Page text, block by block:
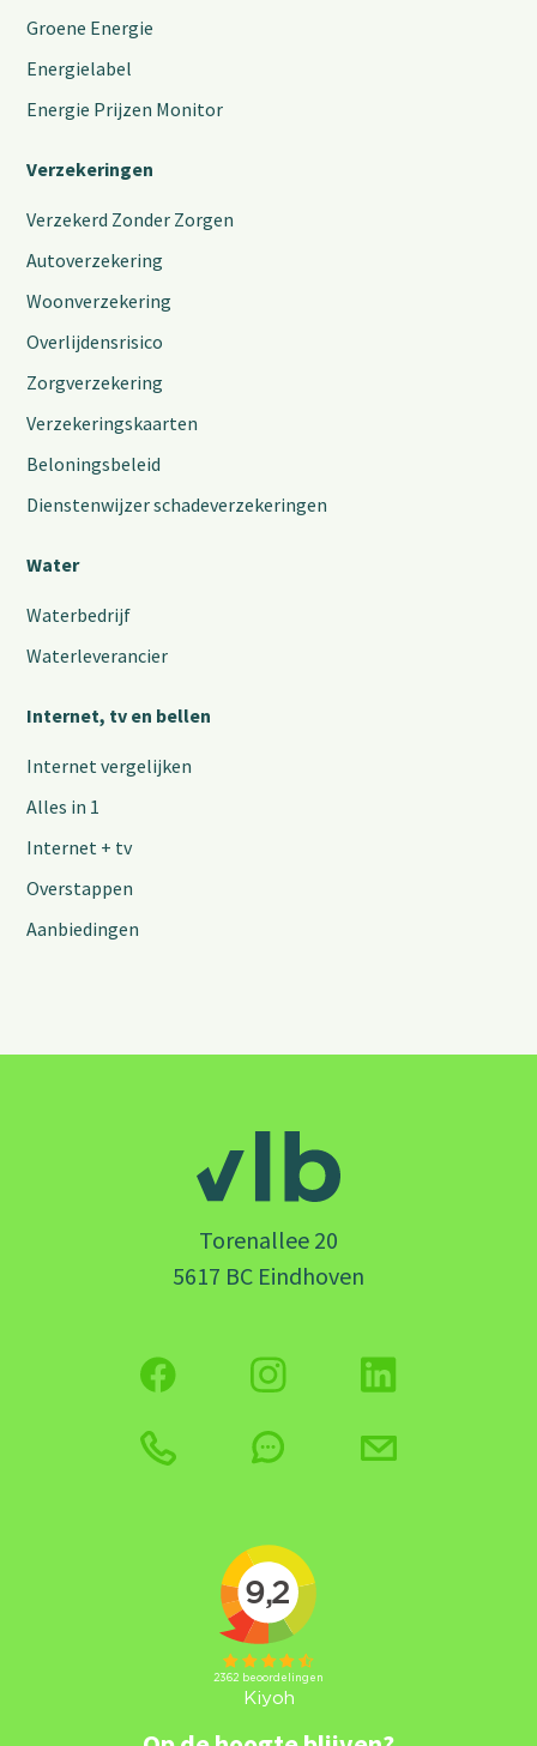
Groene Energie
Energielabel
Energie Prijzen Monitor
Verzekeringen
Verzekerd Zonder Zorgen
Autoverzekering
Woonverzekering
Overlijdensrisico
Zorgverzekering
Verzekeringskaarten
Beloningsbeleid
Dienstenwijzer schadeverzekeringen
Water
Waterbedrijf
Waterleverancier
Internet, tv en bellen
Internet vergelijken
Alles in 1
Internet + tv
Overstappen
Aanbiedingen
Torenallee 20
5617 BC Eindhoven